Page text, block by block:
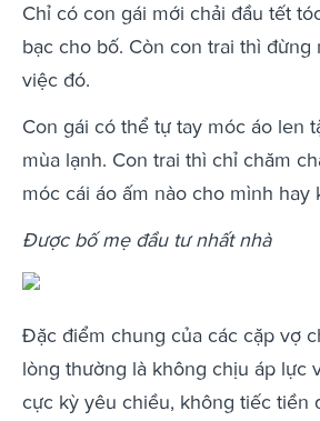
Chỉ có con gái mới chải đầu tết
bạc cho bố. Còn con trai thì đừng
việc đó.
Con gái có thể tự tay móc áo len
mùa lạnh. Con trai thì chỉ chăm
móc cái áo ấm nào cho mình hay
Được bố mẹ đầu tư nhất nhà
Đặc điểm chung của các cặp vợ
lòng thường là không chịu áp lực
cực kỳ yêu chiều, không tiếc tiền